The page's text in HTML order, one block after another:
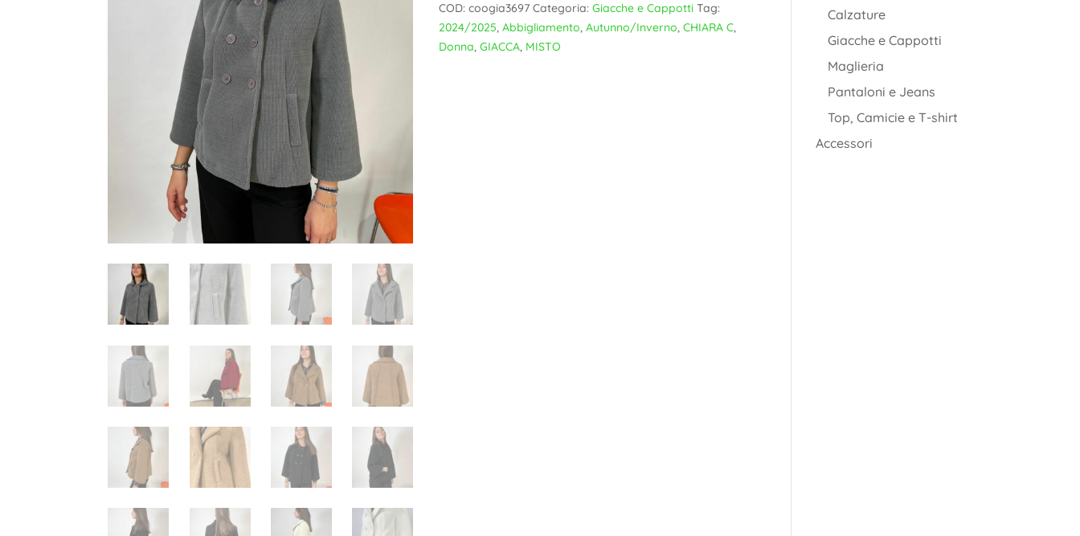
COD:coogia3697 Categoria:Giacche e Cappotti Tag:
2024/2025,Abbigliamento,Autunno/Inverno,CHIARA C,
Donna,GIACCA, MISTO
Calzature
Giacche e Cappotti
Maglieria
Pantaloni e Jeans
Top, Camicie e T-shirt
Accessori